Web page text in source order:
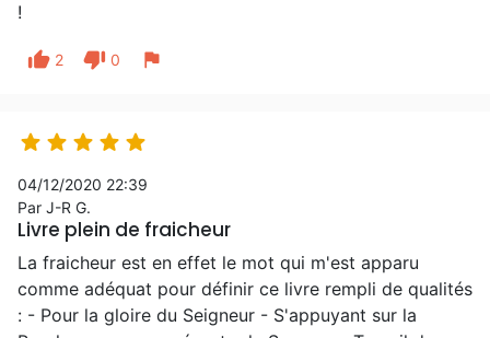
!
thumb_up 2 thumb_down 0 flag
    
04/12/2020 22:39
Par J-R G.
Livre plein de fraicheur
La fraicheur est en effet le mot qui m'est apparu
comme adéquat pour définir ce livre rempli de qualités
: - Pour la gloire du Seigneur - S'appuyant sur la